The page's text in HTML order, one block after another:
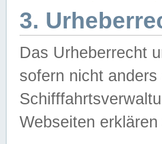
3.
Das Urheberrecht
sofern nicht
Webseiten